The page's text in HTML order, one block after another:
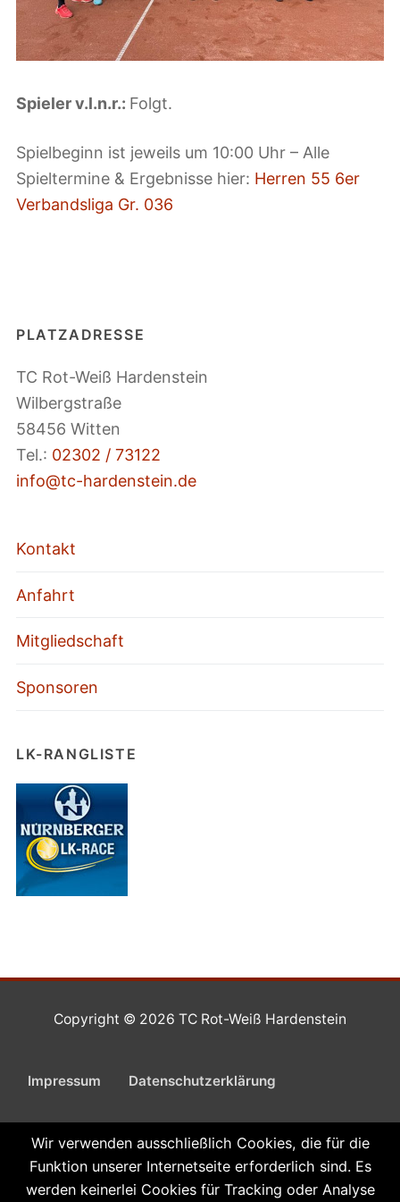
Club-Anlage
Spieler v.l.n.r.: Folgt.
Spielbeginn ist jeweils um 10:00 Uhr – Alle
Spieltermine & Ergebnisse hier: Herren 55 6er
Verbandsliga Gr. 036
PLATZADRESSE
TC Rot-Weiß Hardenstein
Wilbergstraße
58456 Witten
Tel.: 02302 / 73122
info@tc-hardenstein.de
Kontakt
Anfahrt
Mitgliedschaft
Sponsoren
LK-RANGLISTE
Copyright © 2026 TC Rot-Weiß Hardenstein
Impressum Datenschutzerklärung
Wir verwenden ausschließlich Cookies, die für die
Funktion unserer Internetseite erforderlich sind. Es
werden keinerlei Cookies für Tracking oder Analyse